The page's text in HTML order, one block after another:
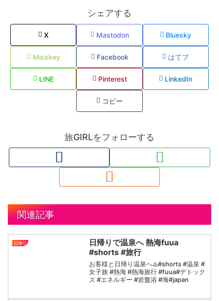
シェアする
X Mastodon Bluesky
Misskey Facebook はてブ
LINE Pinterest LinkedIn
コピー
旅GIRLをフォローする
関連記事
日帰り
日帰りで温泉へ 熱海fuua
#shorts #旅行
お客様と日帰り温泉へ♨️#shorts #温泉 #
女子旅 #熱海 #熱海旅行 #fuua#デトック
ス #エネルギー #岩盤浴 #海#japan